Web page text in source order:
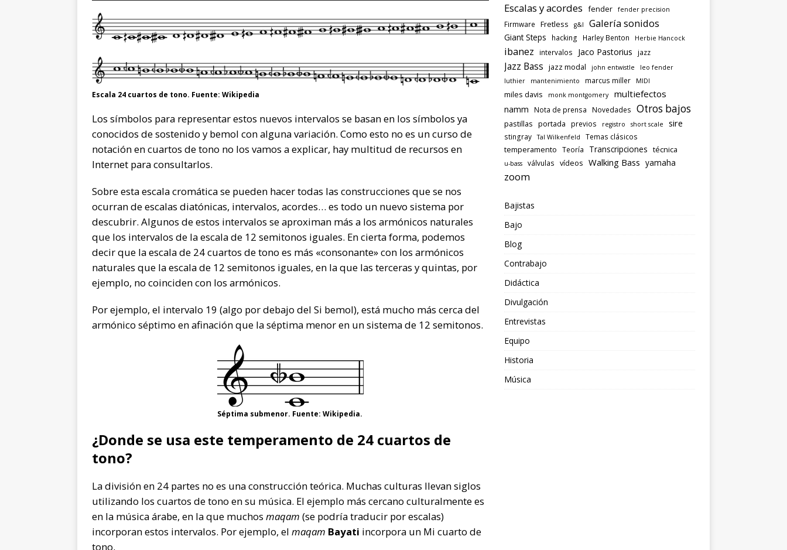
de
flecha
aumentar
volumen.
Escala 24 cuartos de tono. Fuente: Wikipedia
Los símbolos para representar estos nuevos intervalos se basan en los símbolos ya
conocidos de sostenido y bemol con alguna variación. Como esto no es un curso de
notación en cuartos de tono no los vamos a explicar, hay multitud de recursos en
Internet para consultarlos.
Sobre esta escala cromática se pueden hacer todas las construcciones que se nos
ocurran de escalas diatónicas, intervalos, acordes… es todo un nuevo sistema por
descubrir. Algunos de estos intervalos se aproximan más a los armónicos naturales
que los intervalos de la escala de 12 semitonos iguales. En cierta forma, podemos
decir que la escala de 24 cuartos de tono es más «consonante» con los armónicos
naturales que la escala de 12 semitonos iguales, en la que las terceras y quintas, por
ejemplo, no coinciden con los armónicos.
Por ejemplo, el intervalo 19 (algo por debajo del Si bemol), está mucho más cerca del
armónico séptimo en afinación que la séptima menor en un sistema de 12 semitonos.
Séptima submenor. Fuente: Wikipedia.
¿Donde se usa este temperamento de 24 cuartos de
tono?
La división en 24 partes no es una construcción teórica. Muchas culturas llevan siglos
utilizando los cuartos de tono en su música. El ejemplo más cercano culturalmente es
en la música árabe, en la que muchos maqam (se podría traducir por escalas)
incorporan estos intervalos. Por ejemplo, el maqam Bayati incorpora un Mi cuarto de
tono.
Escalas y acordes fender fender precision
Firmware Fretless g&l Galería sonidos
Giant Steps hacking Harley Benton Herbie Hancock
ibanez intervalos Jaco Pastorius jazz
Jazz Bass jazz modal john entwistle
leo fender
luthier
mantenimiento marcus miller MIDI
miles davis monk montgomery multiefectos
namm Nota de prensa Novedades Otros bajos
pastillas portada previos registro short scale sire
stingray Tal Wilkenfeld Temas clásicos
temperamento Teoría Transcripciones técnica
u-bass válvulas vídeos Walking Bass yamaha
zoom
Bajistas
Bajo
Blog
Contrabajo
Didáctica
Divulgación
Entrevistas
Equipo
Historia
Música